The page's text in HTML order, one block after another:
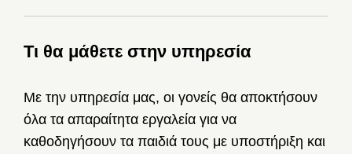
Τι θα μάθετε στην υπηρεσία
Με την υπηρεσία μας, οι γονείς θα αποκτήσουν
όλα τα απαραίτητα εργαλεία για να
καθοδηγήσουν τα παιδιά τους με υποστήριξη και